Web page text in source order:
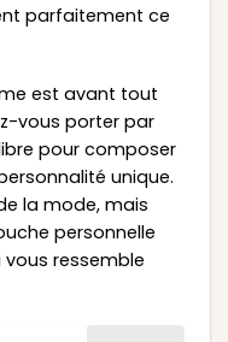
parfaitement ce
est avant tout
vous porter par
pour composer
unique.
la mode, mais
personnelle
ressemble